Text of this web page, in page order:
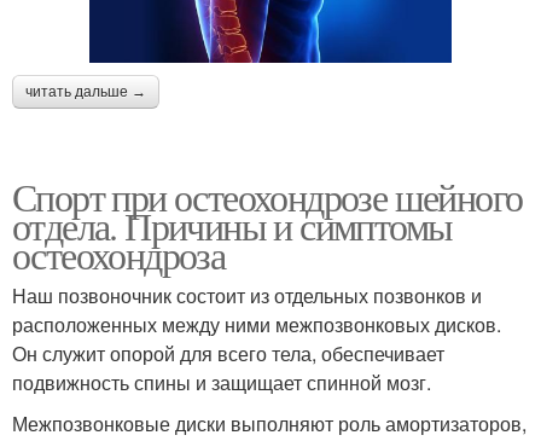
читать дальше →
Спорт при остеохондрозе шейного
отдела. Причины и симптомы
остеохондроза
Наш позвоночник состоит из отдельных позвонков и
расположенных между ними межпозвонковых дисков.
Он служит опорой для всего тела, обеспечивает
подвижность спины и защищает спинной мозг.
Межпозвонковые диски выполняют роль амортизаторов,